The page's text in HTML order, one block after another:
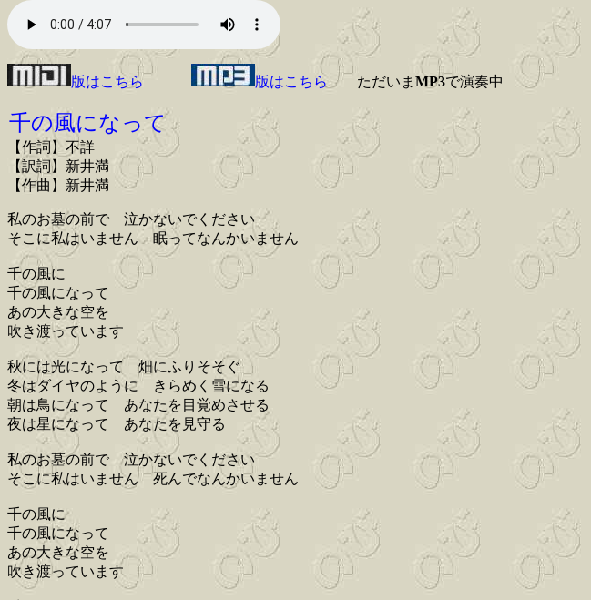
版はこちら 版はこちらただいま MP3で演奏中
千の風になって
【作詞】不詳
【訳詞】新井満
【作曲】新井満
私のお墓の前で 泣かないでください
そこに私はいません 眠ってなんかいません
千の風に
千の風になって
あの大きな空を
吹き渡っています
秋には光になって 畑にふりそそぐ
冬はダイヤのように きらめく雪になる
朝は鳥になって あなたを目覚めさせる
夜は星になって あなたを見守る
私のお墓の前で 泣かないでください
そこに私はいません 死んでなんかいません
千の風に
千の風になって
あの大きな空を
吹き渡っています